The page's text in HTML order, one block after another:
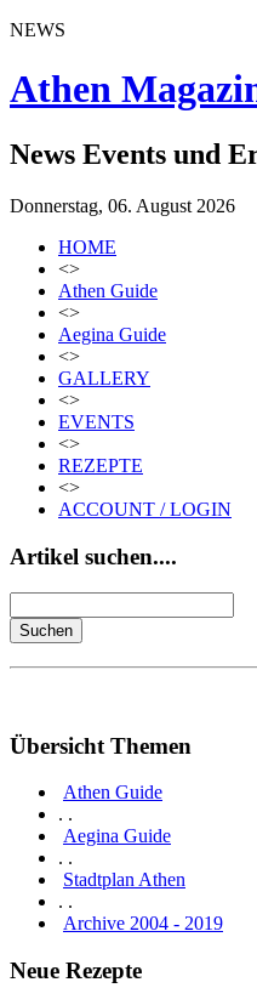
NEWS
Athen
News Events und
Donnerstag, 06. August 2026
HOME
<>
Athen Guide
<>
Aegina Guide
<>
GALLERY
<>
EVENTS
<>
REZEPTE
<>
ACCOUNT / LOGIN
Artikel suchen....
Übersicht Themen
Athen Guide
. .
Aegina Guide
. .
Stadtplan Athen
. .
Archive 2004 - 2019
Neue Rezepte